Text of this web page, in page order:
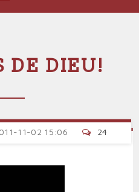
DE DIEU!
11-02 15:06 24